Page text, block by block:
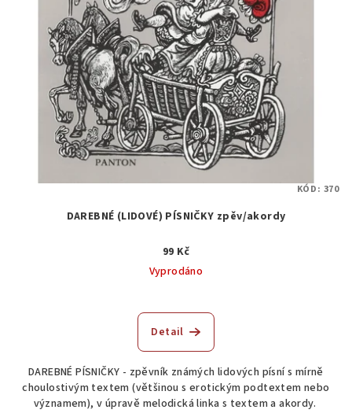
DAREBNÉ (LIDOVÉ) PÍSNIČKY zpěv/akordy
99 Kč
Vyprodáno
hodnocení
produktu
z
5
hvězdiček.
Detail
DAREBNÉ PÍSNIČKY - zpěvník známých lidových písní s mírně
choulostivým textem (většinou s erotickým podtextem nebo
významem), v úpravě melodická linka s textem a akordy.
KÓD: 370